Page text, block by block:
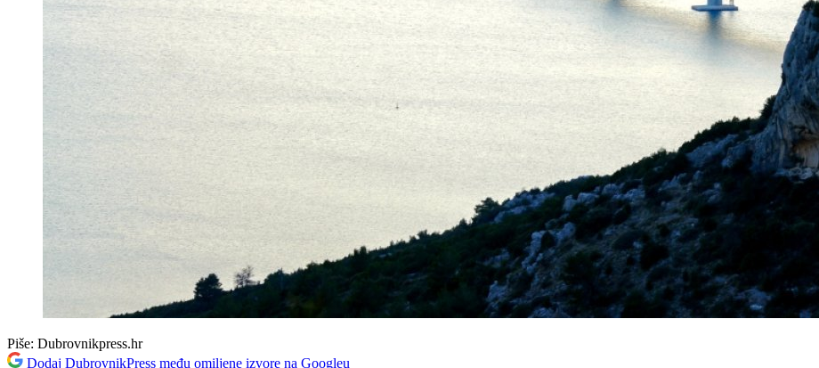
Piše: Dubrovnikpress.hr
Dodaj DubrovnikPress među omiljene izvore na Googleu